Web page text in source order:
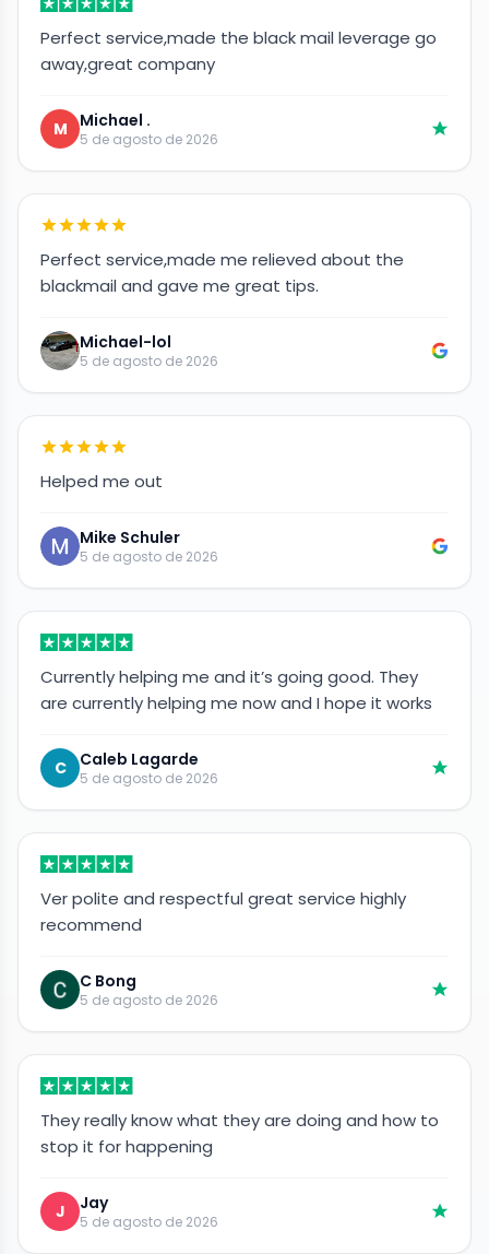
Perfect service,made the black mail leverage go
away,great company
M Michael .
5 de agosto de 2026
Perfect service,made me relieved about the
blackmail and gave me great tips.
Michael-lol
5 de agosto de 2026
Helped me out
Mike Schuler
5 de agosto de 2026
Currently helping me and it’s going good. They
are currently helping me now and I hope it works
C Caleb Lagarde
5 de agosto de 2026
Ver polite and respectful great service highly
recommend
C Bong
5 de agosto de 2026
They really know what they are doing and how to
stop it for happening
J Jay
5 de agosto de 2026